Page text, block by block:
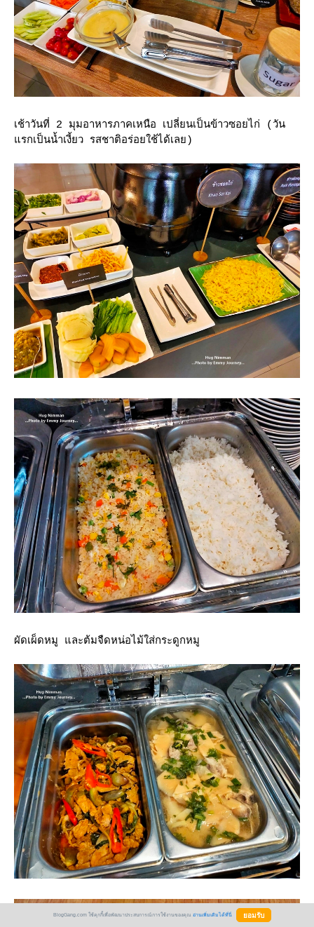
เช้าวันที่ 2 มุมอาหารภาคเหนือ เปลี่ยนเป็นข้าวซอยไก่ (วัน
รกเป็นน้ำเงี้ยว รสชาติอร่อยใช้ได้เลย)
ผัดเผ็ดหมู และต้มจืดหน่อไม้ใส่กระดูกหมู
BlogGang.com ใช้คุกกี้เพื่อพัฒนาประสบการณ์การใช้งานของคุณ อ่านเพิ่มเติมได้ที่นี่